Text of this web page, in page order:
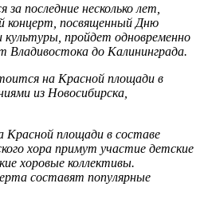
последние несколько лет,
концерт, посвященный Дню
культуры, пройдет одновременно
Владивостока до Калининграда.
на Красной площади в
из Новосибирска,
Красной площади в составе
хора примут участие детские
хоровые коллективы.
составят популярные